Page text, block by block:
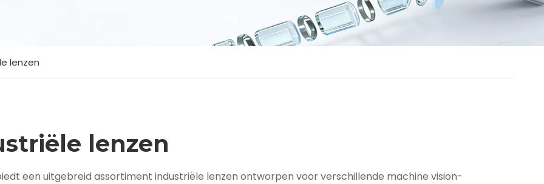
lenzen
lenzen
een uitgebreid assortiment industriële lenzen ontworpen voor verschillende machine vision-